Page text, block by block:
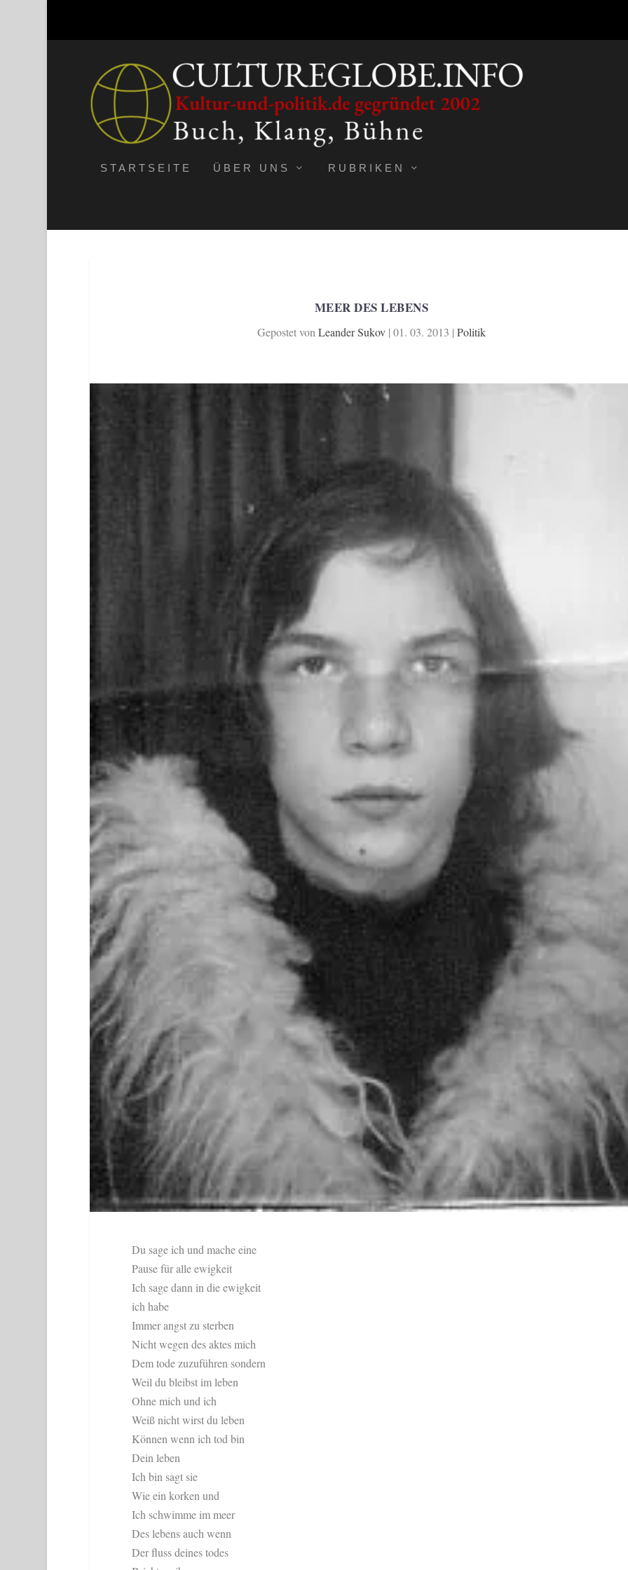
STARTSEITE ÜBER UNS RUBRIKEN
MEER DES LEBENS
Gepostet von Leander Sukov| 01. 03. 2013 | Politik
Du sage ich und mache eine
Pause für alle ewigkeit
Ich sage dann in die ewigkeit
ich habe
Immer angst zu sterben
Nicht wegen des aktes mich
Dem tode zuzuführen sondern
Weil du bleibst im leben
Ohne mich und ich
Weiß nicht wirst du leben
Können wenn ich tod bin
Dein leben
Ich bin sagt sie
Wie ein korken und
Ich schwimme im meer
Des lebens auch wenn
Der fluss deines todes